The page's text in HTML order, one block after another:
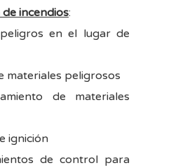
incendios:
en el lugar de
materiales peligrosos
de materiales
ignición
de control para